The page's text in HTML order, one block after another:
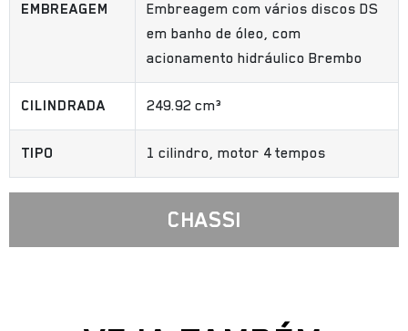
EMBREAGEM
Embreagem com vários discos DS
em banho de óleo, com
acionamento hidráulico Brembo
CILINDRADA 249.92 cm³
TIPO 1 cilindro, motor 4 tempos
CHASSI